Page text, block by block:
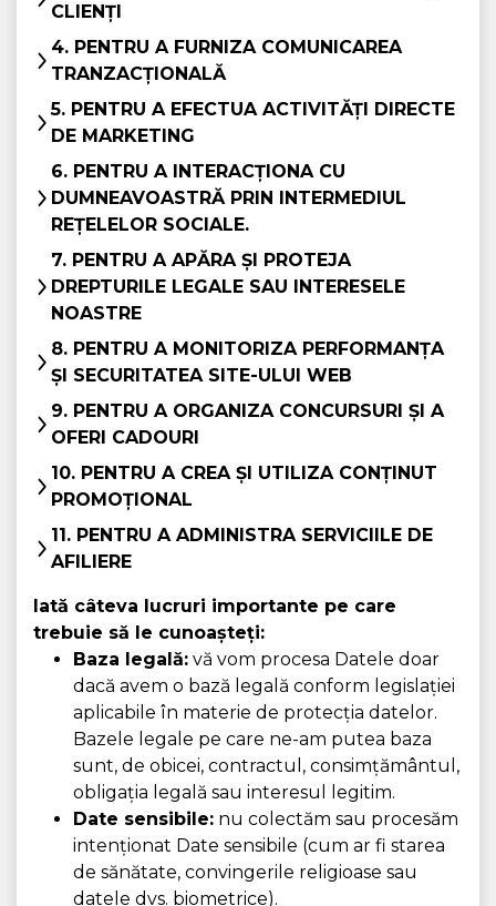
CLIENȚI
4. PENTRU A FURNIZA COMUNICAREA
TRANZACȚIONALĂ
5. PENTRU A EFECTUA ACTIVITĂȚI DIRECTE
DE MARKETING
6. PENTRU A INTERACȚIONA CU
DUMNEAVOASTRĂ PRIN INTERMEDIUL
REȚELELOR SOCIALE.
7. PENTRU A APĂRA ȘI PROTEJA
DREPTURILE LEGALE SAU INTERESELE
NOASTRE
8. PENTRU A MONITORIZA PERFORMANȚA
ȘI SECURITATEA SITE-ULUI WEB
9. PENTRU A ORGANIZA CONCURSURI ȘI A
OFERI CADOURI
10. PENTRU A CREA ȘI UTILIZA CONȚINUT
PROMOȚIONAL
11. PENTRU A ADMINISTRA SERVICIILE DE
AFILIERE
Iată câteva lucruri importante pe care
trebuie să le cunoașteți:
Baza legală: vă vom procesa Datele doar
dacă avem o bază legală conform legislației
aplicabile în materie de protecția datelor.
Bazele legale pe care ne-am putea baza
sunt, de obicei, contractul, consimțământul,
obligația legală sau interesul legitim.
Date sensibile: nu colectăm sau procesăm
intenționat Date sensibile (cum ar fi starea
de sănătate, convingerile religioase sau
datele dvs. biometrice).